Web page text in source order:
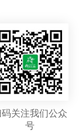
码关注我们公众
号